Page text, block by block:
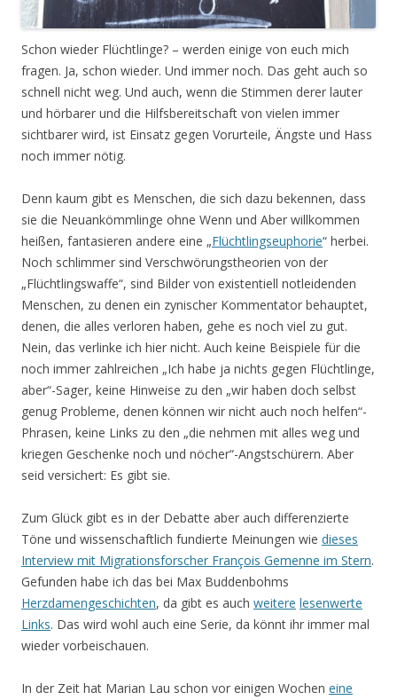
Schon wieder Flüchtlinge? – werden einige von euch mich
fragen. Ja, schon wieder. Und immer noch. Das geht auch so
schnell nicht weg. Und auch, wenn die Stimmen derer lauter
und hörbarer und die Hilfsbereitschaft von vielen immer
sichtbarer wird, ist Einsatz gegen Vorurteile, Ängste und Hass
noch immer nötig.
Denn kaum gibt es Menschen, die sich dazu bekennen, dass
sie die Neuankömmlinge ohne Wenn und Aber willkommen
heißen, fantasieren andere eine „Flüchtlingseuphorie“ herbei.
Noch schlimmer sind Verschwörungstheorien von der
„Flüchtlingswaffe“, sind Bilder von existentiell notleidenden
Menschen, zu denen ein zynischer Kommentator behauptet,
denen, die alles verloren haben, gehe es noch viel zu gut.
Nein, das verlinke ich hier nicht. Auch keine Beispiele für die
noch immer zahlreichen „Ich habe ja nichts gegen Flüchtlinge,
aber“-Sager, keine Hinweise zu den „wir haben doch selbst
genug Probleme, denen können wir nicht auch noch helfen“-
Phrasen, keine Links zu den „die nehmen mit alles weg und
kriegen Geschenke noch und nöcher“-Angstschürern. Aber
seid versichert: Es gibt sie.
Zum Glück gibt es in der Debatte aber auch differenzierte
Töne und wissenschaftlich fundierte Meinungen wie dieses
Interview mit Migrationsforscher François Gemenne im Stern.
Gefunden habe ich das bei Max Buddenbohms
Herzdamengeschichten, da gibt es auch weitere lesenwerte
Links. Das wird wohl auch eine Serie, da könnt ihr immer mal
wieder vorbeischauen.
In der Zeit hat Marian Lau schon vor einigen Wochen eine